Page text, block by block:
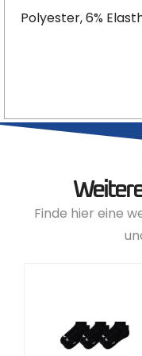
Polyester, 6%
Finde hier eine